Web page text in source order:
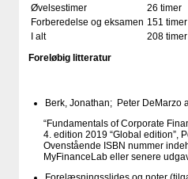
Øvelsestimer
26 timer
Forberedelse og eksamen 151 timer
I alt
208 timer
Foreløbig litteratur
Berk, Jonathan; Peter DeMarzo
“Fundamentals of Corporate
4. edition 2019 “Global edition”,
Ovenstående ISBN nummer
MyFinanceLab eller senere